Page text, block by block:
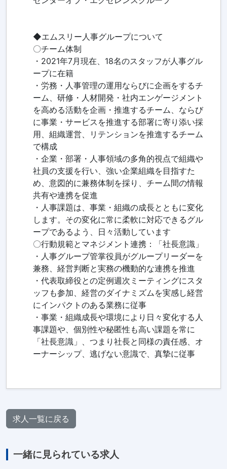
◆エムスリー人事グループについて
〇チーム体制
・2021年7月現在、18名のスタッフが人事グル
ープに在籍
・労務・人事管理の運用ならびに企画をするチ
ーム、研修・人材開発・社内エンゲージメント
を高める活動を企画・推進するチーム、ならび
に事業・サービスを推進する部署に寄り添い採
用、組織運営、リテンションを推進するチーム
で構成
・企業・部署・人事領域の多角的視点で組織や
社員の支援を行い、強い企業組織を目指すた
め、意図的に兼務体制を採り、チーム間の情報
共有や連携を促進
・人事課題は、事業・組織の成長とともに変化
します。その変化に常に柔軟に対応できるグル
ープであるよう、日々活動しています
〇行動規範とマネジメント連携：「社長意識」
・人事グループ管掌役員がグループリーダーを
兼務、経営判断と実務の機動的な連携を推進
・代表取締役との定例週次ミーティングにスタ
ッフも参加、経営のダイナミズムを実感し経営
にインパクトのある業務に従事
・事業・組織成長や環境により日々変化する人
事課題や、個別性や秘匿性も高い課題を常に
「社長意識」、つまり社長と同様の責任感、オ
ーナーシップ、逃げない意識で、真摯に従事
求人一覧に戻る
一緒に見られている求人